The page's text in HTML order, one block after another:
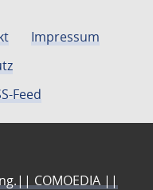
Impressum
Feed
COMOEDIA ||